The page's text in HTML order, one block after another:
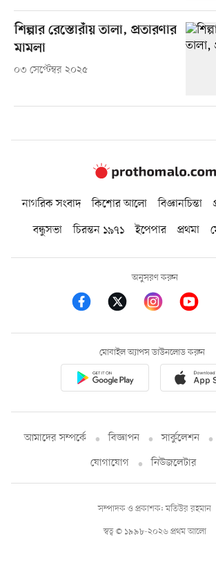
শিল্পার রেস্তোরাঁয় তালা, প্রতারণার
মামলা
০৩ সেপ্টেম্বর ২০২৫
নাগরিক সংবাদ কিশোর আলো বিজ্ঞানচিন্তা
বন্ধুসভা
চিরন্তন ১৯৭১ ইপেপার প্রথমা
অনুসরণ করুন
মোবাইল অ্যাপস ডাউনলোড করুন
আমাদের সম্পর্কে বিজ্ঞাপন সার্কুলেশন
যোগাযোগ
নিউজলেটার
স্বত্ব © ১৯৯৮-২০২৬ প্রথম আলো
সম্পাদক ও প্রকাশক: মতিউর রহমান